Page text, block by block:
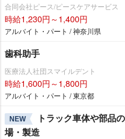
合同会社ピース/ピースケアサービス
時給1,230円～1,400円
アルバイト・パート / 神奈川県
歯科助手
医療法人社団スマイルデント
時給1,600円～1,800円
アルバイト・パート / 東京都
NEW
トラック車体や部品
場・製造